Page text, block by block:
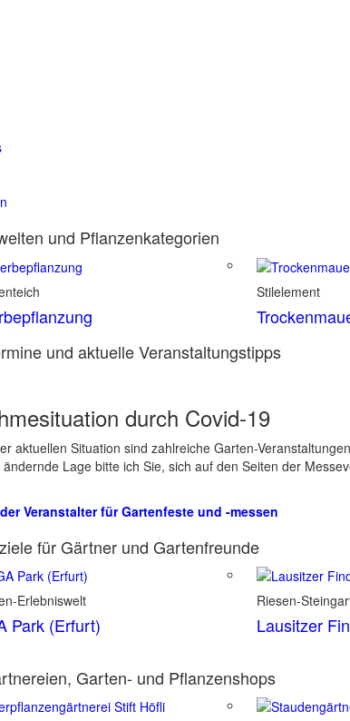
und Pflanzenkategorien
Stilelement
und aktuelle Veranstaltungstipps
durch Covid-19
aktuellen Situation sind zahlreiche Garten-
Lage bitte ich Sie, sich auf den Seiten der
Veranstalter für Gartenfeste und -messen
für Gärtner und Gartenfreunde
Erlebniswelt
Park (Erfurt)
Riesen-
Lausitzer
Garten- und Pflanzenshops